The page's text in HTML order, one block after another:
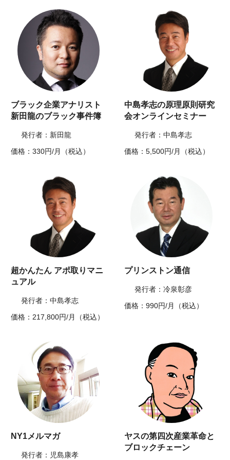
ブラック企業アナリスト
新田龍のブラック事件簿
発行者：新田龍
価格：330円/月（税込）
中島孝志の原理原則研究
会オンラインセミナー
発行者：中島孝志
価格：5,500円/月（税込）
超かんたん アポ取りマニ
ュアル
発行者：中島孝志
価格：217,800円/月（税込）
プリンストン通信
発行者：冷泉彰彦
価格：990円/月（税込）
NY1メルマガ
発行者：児島康孝
ヤスの第四次産業革命と
ブロックチェーン